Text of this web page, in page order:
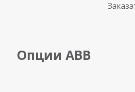
Опции ABB